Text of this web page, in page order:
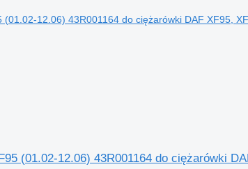
(01.02-12.06) 43R001164 do ciężarówki